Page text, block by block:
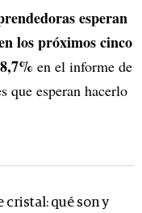
esperan
los próximos cinco
en el informe de
que esperan hacerlo
cristal: qué son y